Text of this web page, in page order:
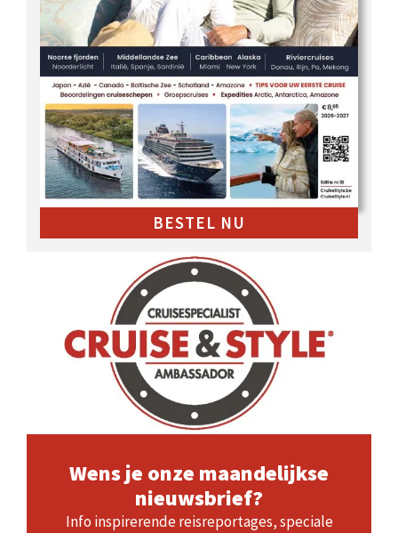
BESTEL NU
Wens je onze maandelijkse
nieuwsbrief?
Info inspirerende reisreportages, speciale